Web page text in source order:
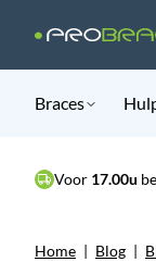
Braces
Voor 17.00u
Home | Blog |